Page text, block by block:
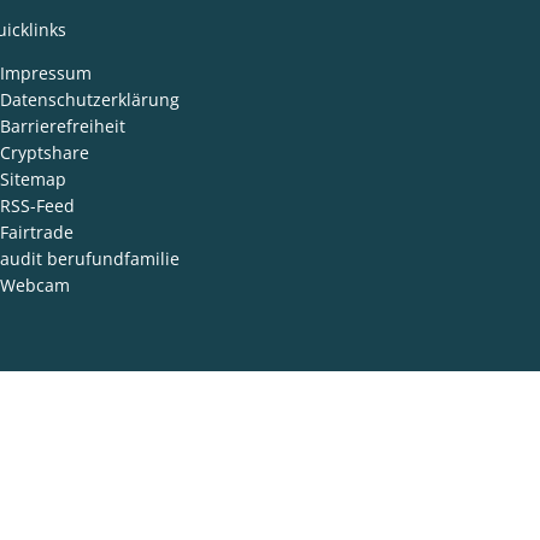
Impressum
Datenschutzerklärung
Barrierefreiheit
Cryptshare
Sitemap
RSS-Feed
Fairtrade
audit berufundfamilie
Webcam